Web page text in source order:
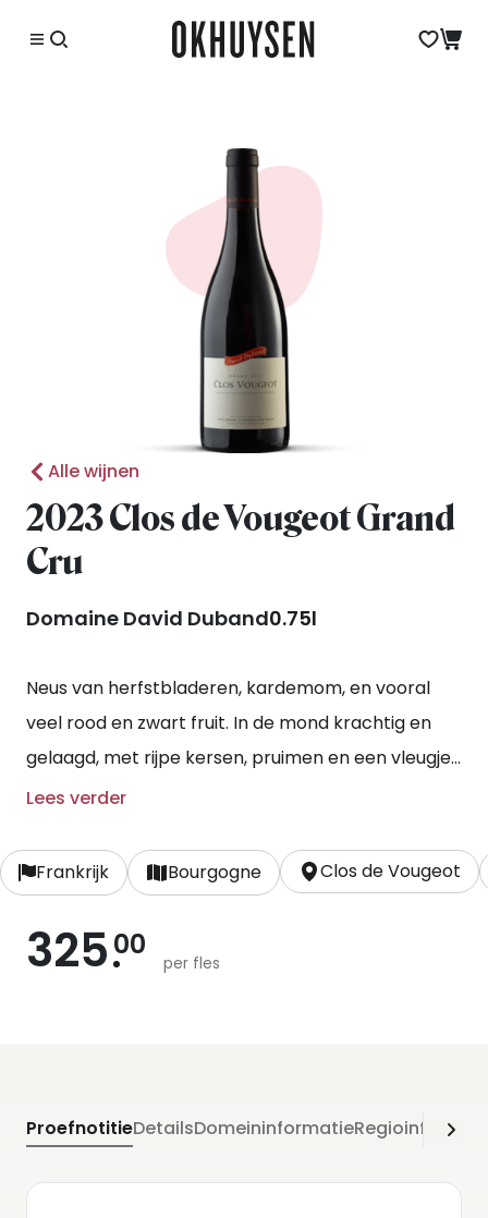
Alle wijnen
2023 Clos de Vougeot Grand
Cru
Domaine David Duband0.75l
Neus van herfstbladeren, kardemom, en vooral
veel rood en zwart fruit. In de mond krachtig en
gelaagd, met rijpe kersen, pruimen en een vleugje
cederhout. De tannines zijn compact maar
imposante Clos de Vougeot met diepgang en
lengte, die zich prachtig zal ontwikkelen.
Lees verder
Frankrijk Bourgogne Clos de Vougeot
325 00
per fles
ProefnotitieDetailsDomeininformatie